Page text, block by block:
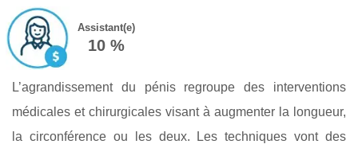
Assistant(e)
10 %
L’agrandissement du pénis regroupe des interventions
médicales et chirurgicales visant à augmenter la longueur,
la circonférence ou les deux. Les techniques vont des